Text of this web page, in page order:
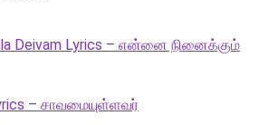
Deivam Lyrics – என்னை நினைக்கும்
– சாவமையுள்ளவர்